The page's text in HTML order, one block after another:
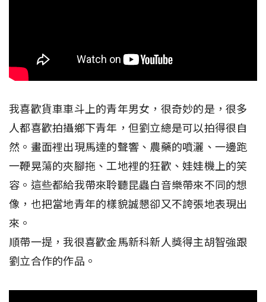
我喜歡貨車車斗上的青年男女，很奇妙的是，很多
人都喜歡拍攝鄉下青年，但劉立總是可以拍得很自
然。畫面裡出現馬達的聲響、農藥的噴灑、一邊跑
一鞭晃蕩的夾腳拖、工地裡的狂歡、娃娃機上的笑
容。這些都給我帶來聆聽昆蟲白音樂帶來不同的想
像，也把當地青年的樣貌誠懇卻又不誇張地表現出
來。
順帶一提，我很喜歡金馬新科新人獎得主胡智強跟
劉立合作的作品。